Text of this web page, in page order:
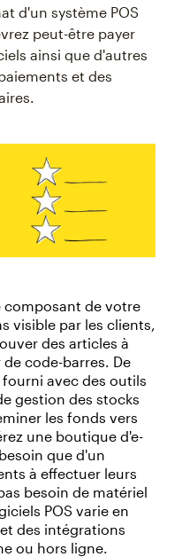
d'un système POS
peut-être payer
ainsi que d'autres
et des
composant de votre
visible par les clients,
des articles à
code-barres. De
avec des outils
gestion des stocks
les fonds vers
une boutique d'e-
que d'un
à effectuer leurs
besoin de matériel
POS varie en
des intégrations
ou hors ligne.